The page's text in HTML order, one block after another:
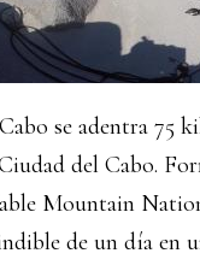
se adentra 75
del Cabo.
Mountain
de un día en